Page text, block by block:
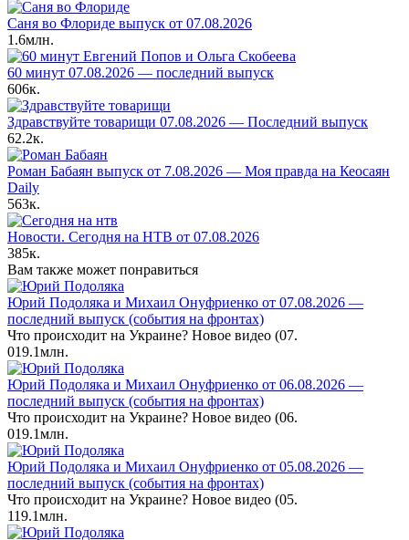
Саня во Флориде выпуск от 07.08.2026
1.6млн.
60 минут 07.08.2026 — последний выпуск
606к.
Здравствуйте товарищи 07.08.2026 — Последний выпуск
62.2к.
Роман Бабаян выпуск от 7.08.2026 — Моя правда на Кеосаян
Daily
563к.
Новости. Сегодня на НТВ от 07.08.2026
385к.
Вам также может понравиться
Юрий Подоляка и Михаил Онуфриенко от 07.08.2026 —
последний выпуск (события на фронтах)
Что происходит на Украине? Новое видео (07.
019.1млн.
Юрий Подоляка и Михаил Онуфриенко от 06.08.2026 —
последний выпуск (события на фронтах)
Что происходит на Украине? Новое видео (06.
019.1млн.
Юрий Подоляка и Михаил Онуфриенко от 05.08.2026 —
последний выпуск (события на фронтах)
Что происходит на Украине? Новое видео (05.
119.1млн.